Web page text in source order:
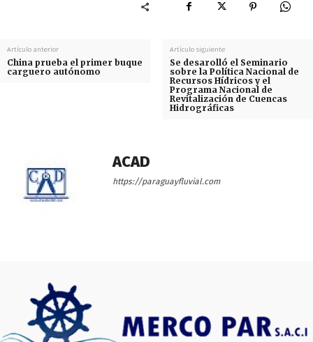
Artículo anterior
China prueba el primer buque
carguero autónomo
Artículo siguiente
Se desarolló el Seminario
sobre la Política Nacional de
Recursos Hídricos y el
Programa Nacional de
Revitalización de Cuencas
Hidrográficas
ACAD
https://paraguayfluvial.com